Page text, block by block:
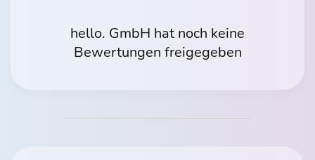
hello. GmbH hat noch keine
Bewertungen freigegeben